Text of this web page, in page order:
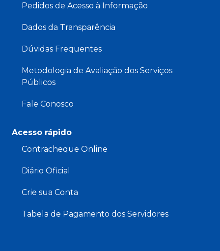
Pedidos de Acesso à Informação
Dados da Transparência
Dúvidas Frequentes
Metodologia de Avaliação dos Serviços
Públicos
Fale Conosco
Acesso rápido
Contracheque Online
Diário Oficial
Crie sua Conta
Tabela de Pagamento dos Servidores